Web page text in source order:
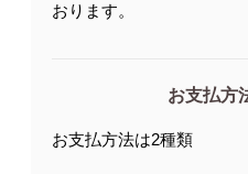
おります。
お支払方
お支払方法は2種類